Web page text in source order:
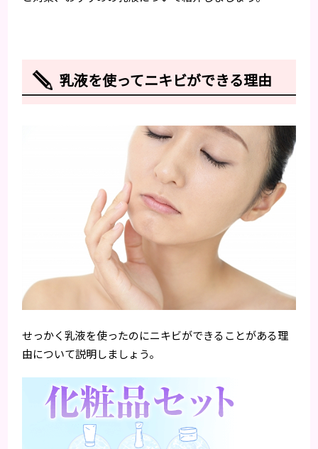
乳液を使ってニキビができる理由
せっかく乳液を使ったのにニキビができることがある理
由について説明しましょう。